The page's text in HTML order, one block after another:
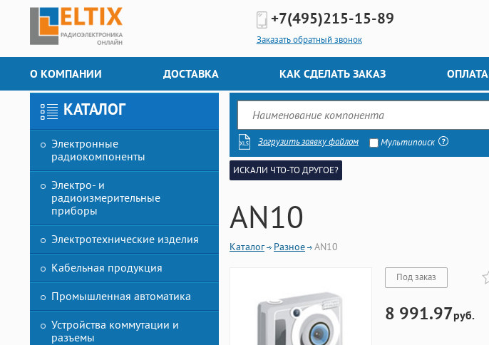
+7(495)215-15-89
Заказать обратный звонок
О КОМПАНИИ ДОСТАВКА КАК СДЕЛАТЬ ЗАКАЗ ОПЛАТА
КАТАЛОГ
Электронные
радиокомпоненты
Электро- и
радиоизмерительные
приборы
Электротехнические изделия
Кабельная продукция
Промышленная автоматика
Устройства коммутации и
разъемы
Загрузить заявку файлом Мультипоиск
ИСКАЛИ ЧТО-ТО ДРУГОЕ?
AN10
Каталог Разное AN10
Под заказ
8 991.97руб.